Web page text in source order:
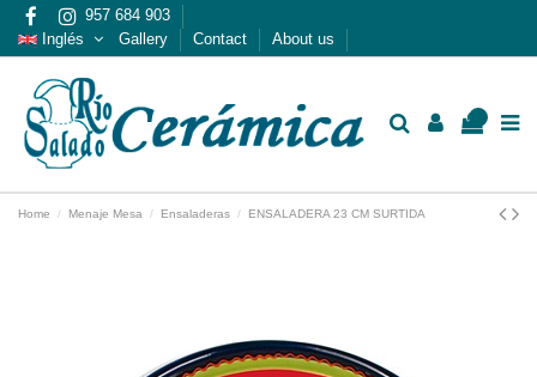
957 684 903
Inglés
Gallery Contact About us
Home Menaje Mesa Ensaladeras ENSALADERA 23 CM SURTIDA